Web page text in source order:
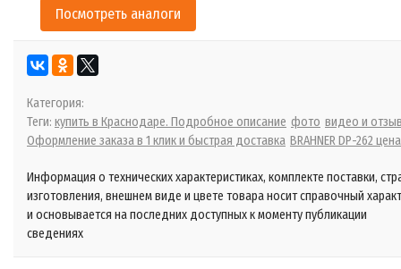
Посмотреть аналоги
Категория:
Теги: купить в Краснодаре. Подробное описание фото видео и
Оформление заказа в 1 клик и быстрая доставка BRAHNER DP-262 цена
Информация о технических характеристиках, комплекте поставки,
изготовления, внешнем виде и цвете товара носит справочный
и основывается на последних доступных к моменту публикации
сведениях